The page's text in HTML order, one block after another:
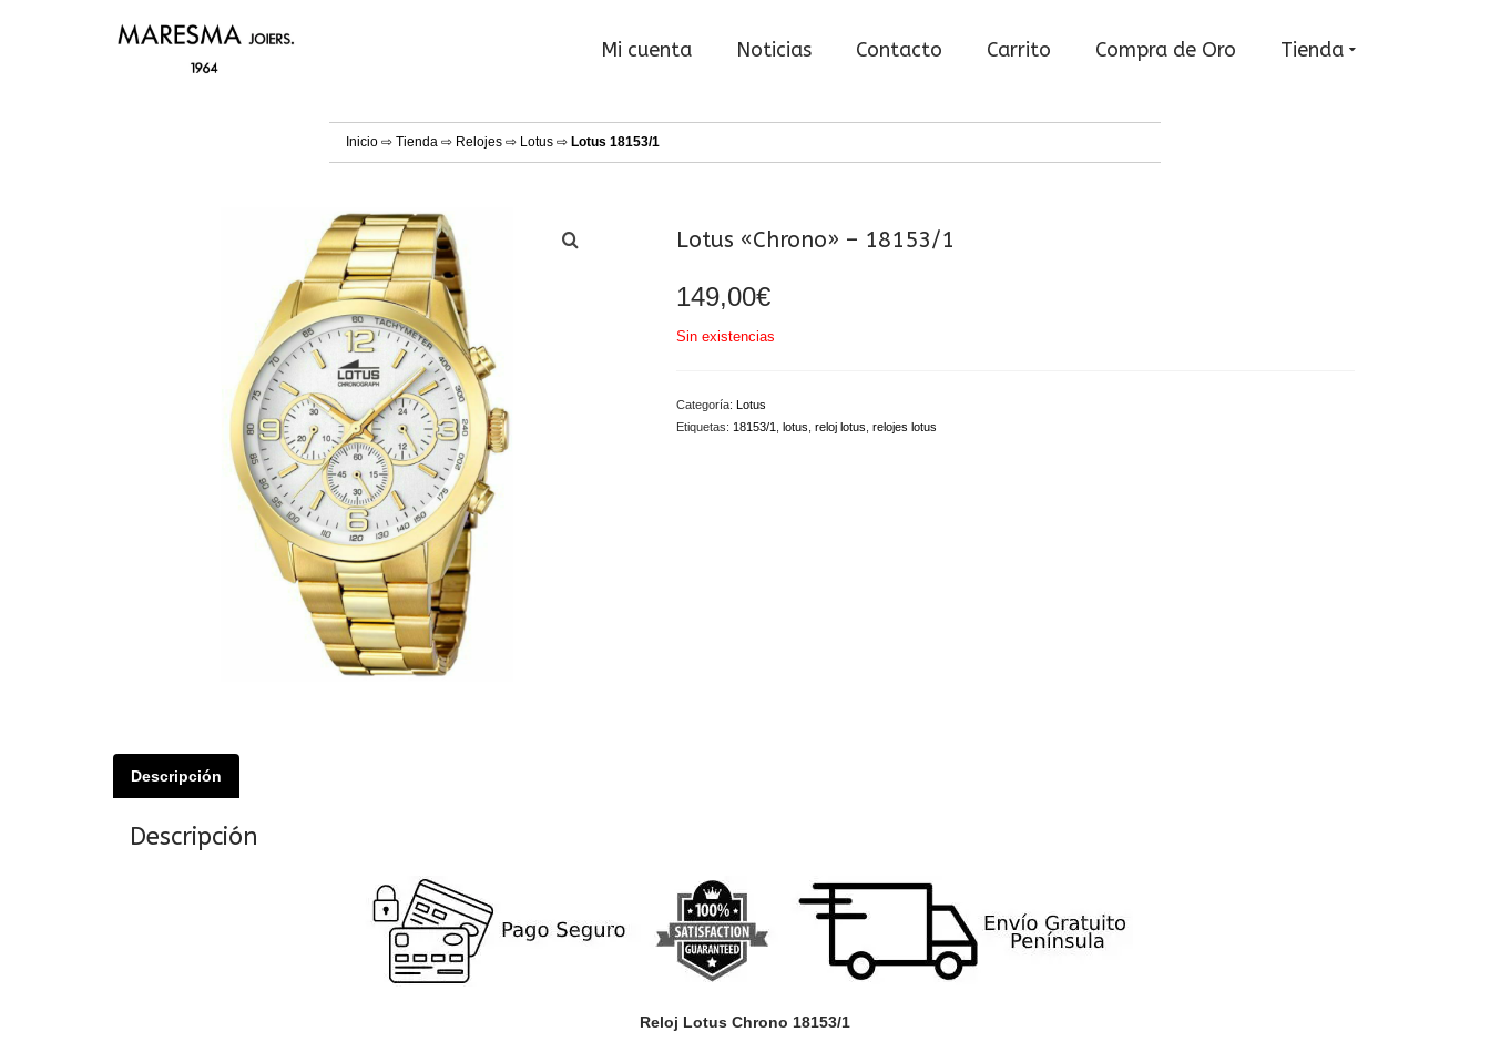
Mi cuenta Noticias Contacto Carrito Compra de Oro Tienda
Inicio ⇨ Tienda ⇨ Relojes ⇨ Lotus ⇨ Lotus 18153/1
Lotus «Chrono» – 18153/1
149,00€
Sin existencias
Categoría: Lotus
Etiquetas: 18153/1 lotus reloj lotus relojes lotus
Descripción
Descripción
Reloj Lotus Chrono 18153/1